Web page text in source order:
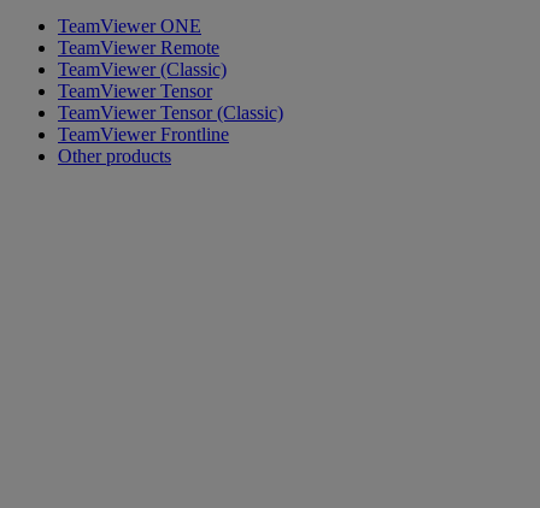
TeamViewer ONE
TeamViewer Remote
TeamViewer (Classic)
TeamViewer Tensor
TeamViewer Tensor (Classic)
TeamViewer Frontline
Other products